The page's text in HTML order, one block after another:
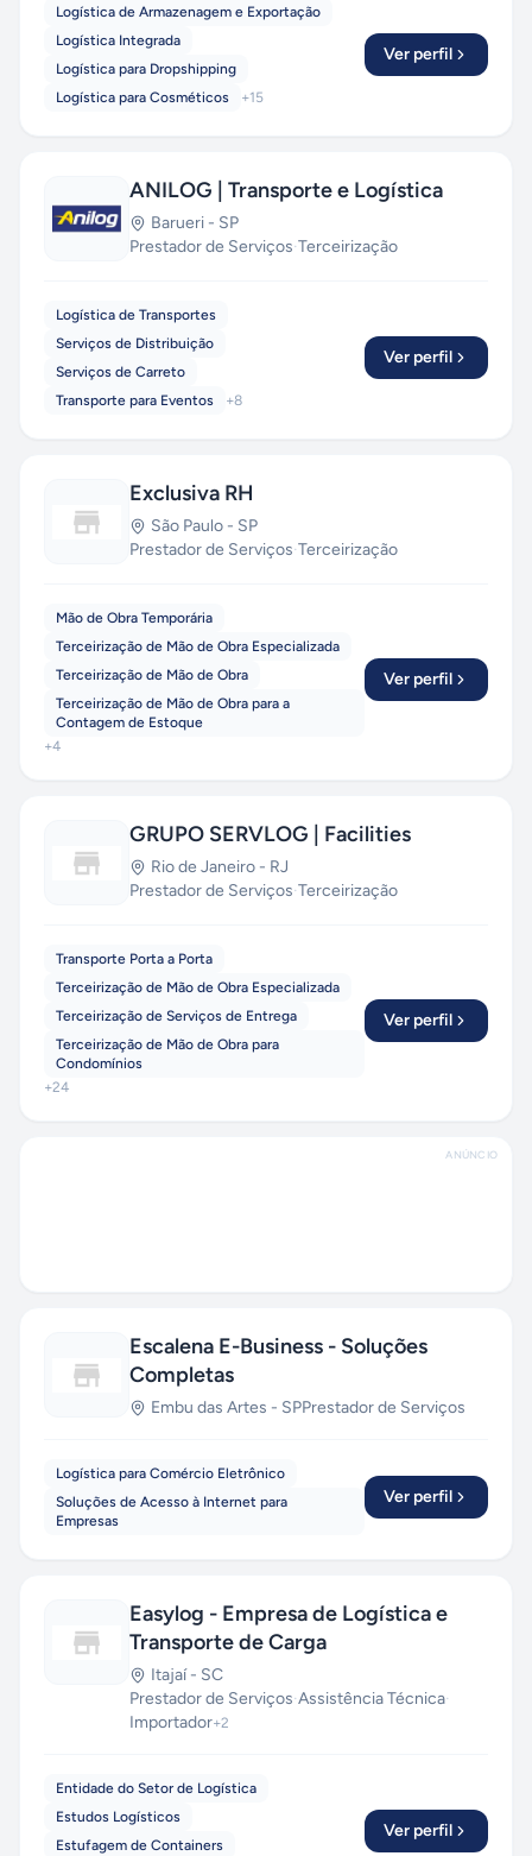
Logística de Armazenagem e Exportação
Logística Integrada
Logística para Dropshipping
Logística para Cosméticos
+15
Ver perfil
ANILOG | Transporte e Logística
Barueri - SP
Prestador de Serviços·Terceirização
Logística de Transportes
Serviços de Distribuição
Serviços de Carreto
Transporte para Eventos
+8
Ver perfil
Exclusiva RH
São Paulo - SP
Prestador de Serviços·Terceirização
Mão de Obra Temporária
Terceirização de Mão de Obra Especializada
Terceirização de Mão de Obra
Terceirização de Mão de Obra para a
Contagem de Estoque
+4
Ver perfil
GRUPO SERVLOG | Facilities
Rio de Janeiro - RJ
Prestador de Serviços·Terceirização
Transporte Porta a Porta
Terceirização de Mão de Obra Especializada
Terceirização de Serviços de Entrega
Terceirização de Mão de Obra para
Condomínios
+24
Ver perfil
ANÚNCIO
Escalena E-Business - Soluções
Completas
Embu das Artes - SPPrestador de Serviços
Logística para Comércio Eletrônico
Soluções de Acesso à Internet para
Empresas
Ver perfil
Easylog - Empresa de Logística e
Transporte de Carga
Itajaí- SC
Prestador de Serviços·Assistência Técnica·
Importador+2
Entidade do Setor de Logística
Estudos Logísticos
Estufagem de Containers
Ver perfil